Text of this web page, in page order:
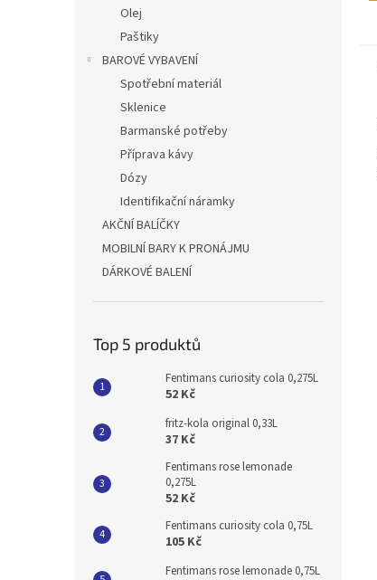
Olej
Paštiky
BAROVÉ VYBAVENÍ
Spotřební materiál
Sklenice
Barmanské potřeby
Příprava kávy
Dózy
Identifikační náramky
AKČNÍ BALÍČKY
MOBILNÍ BARY K PRONÁJMU
DÁRKOVÉ BALENÍ
Top 5 produktů
Fentimans curiosity cola 0,275L
52 Kč
fritz-kola original 0,33L
37 Kč
Fentimans rose lemonade
0,275L
52 Kč
Fentimans curiosity cola 0,75L
105 Kč
Fentimans rose lemonade 0,75L